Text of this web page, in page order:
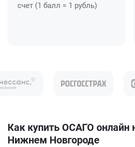
счет (1 балл = 1 рубль)
Как купить ОСАГО онлайн
Нижнем Новгороде